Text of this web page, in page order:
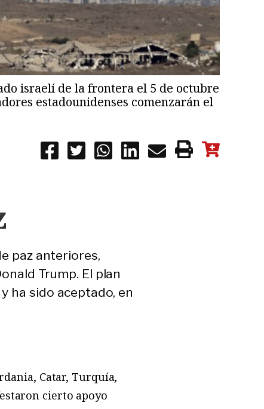
israelí de la frontera el 5 de octubre
estadounidenses comenzarán el
paz anteriores,
Trump. El plan
ha sido aceptado, en
Catar, Turquía,
cierto apoyo